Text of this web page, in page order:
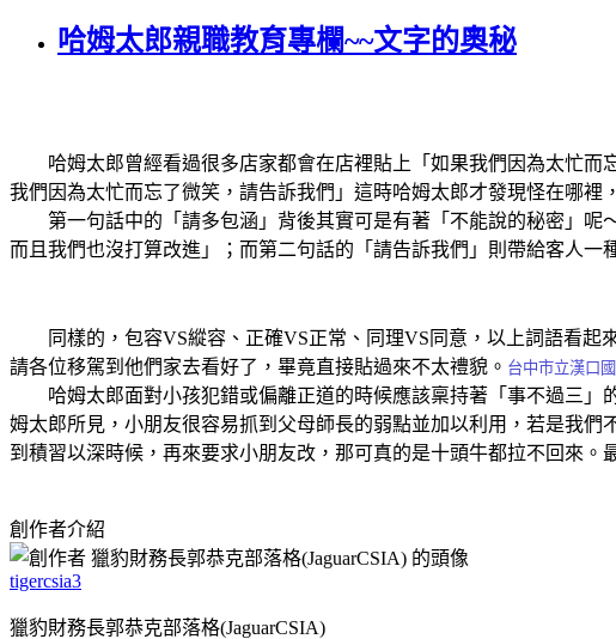
哈姆太郎親職教育專欄~~文字的奧秘
哈姆太郎曾經看過很多店家都會在店裡貼上「如果我們因為太忙而
我們因為太忙而忘了微笑，請告訴我們」這時哈姆太郎才發現怪在哪裡
第一句話中的「請多包涵」背後其實可是有著「不能說的秘密」
而且我們也沒打算改進」；而第二句話的「請告訴我們」則帶給客人
同樣的，包容VS縱容、正確VS正常、同理VS 同意，以上詞語看起
請各位移駕到他們家去看好了，畢竟直接貼過來不太禮貌。 台中市立漢口
哈姆太郎面對小孩犯錯或偏離正道的時候應該稟持著「事不過三」
姆太郎所見，小朋友很容易抓到父母師長的弱點並加以利用，若是我
到積習以深時候，再來要求小朋友改，那可真的是十頭牛都拉不回來
創作者介紹
tigercsia3
獵豹財務長郭恭克部落格(JaguarCSIA)